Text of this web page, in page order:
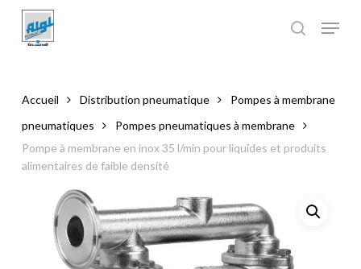
main
Accueil Distribution pneumatique
Pompes à membrane
pneumatiques
Pompes pneumatiques à membrane
Pompe à membrane en inox 35 l/min pour liquides et produits
alimentaires de faible densité